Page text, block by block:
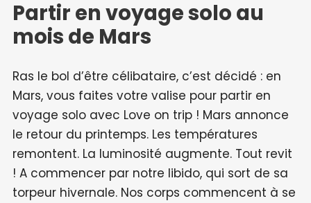
Partir en voyage solo au
mois de Mars
Ras le bol d’être célibataire, c’est décidé : en
Mars, vous faites votre valise pour partir en
voyage solo avec Love on trip ! Mars annonce
le retour du printemps. Les températures
remontent. La luminosité augmente. Tout revit
! A commencer par notre libido, qui sort de sa
torpeur hivernale. Nos corps commencent à se